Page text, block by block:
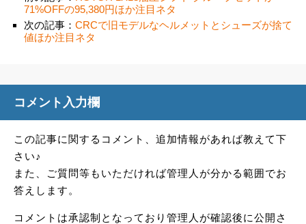
71%OFFの95,380円ほか注目ネタ
次の記事： CRCで旧モデルなヘルメットとシューズが捨て
値ほか注目ネタ
コメント入力欄
この記事に関するコメント、追加情報があれば教えて下
さい♪
また、ご質問等もいただければ管理人が分かる範囲でお
答えします。
コメントは承認制となっており管理人が確認後に公開さ